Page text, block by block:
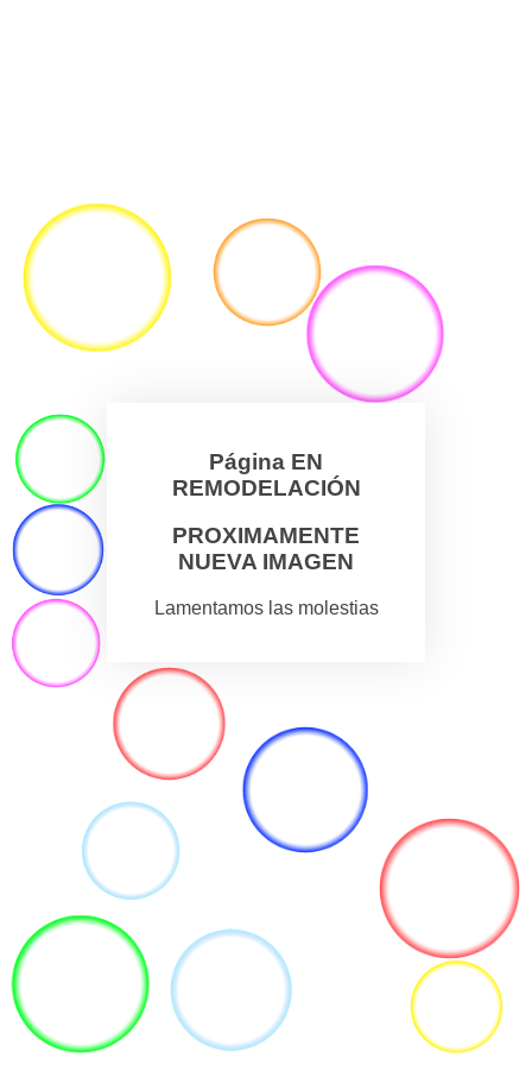
Página EN
REMODELACIÓN
PROXIMAMENTE
NUEVA IMAGEN
Lamentamos las molestias